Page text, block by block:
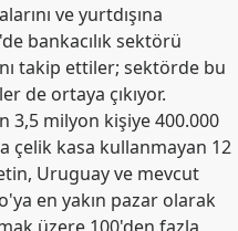
ve yurtdışına
bankacılık sektörü
takip ettiler; sektörde bu
de ortaya çıkıyor.
3,5 milyon kişiye 400.000
çelik kasa kullanmayan 12
Uruguay ve mevcut
en yakın pazar olarak